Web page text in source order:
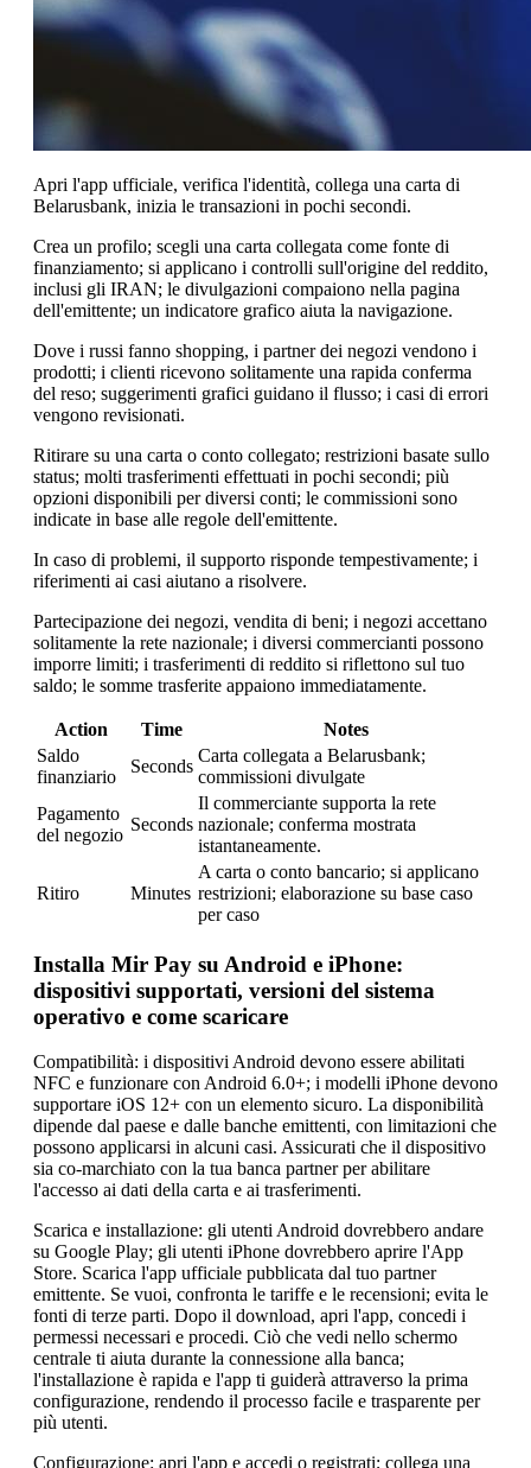
Apri l'app ufficiale, verifica l'identità, collega una carta di
Belarusbank, inizia le transazioni in pochi secondi.
Crea un profilo; scegli una carta collegata come fonte di
finanziamento; si applicano i controlli sull'origine del reddito,
inclusi gli IRAN; le divulgazioni compaiono nella pagina
dell'emittente; un indicatore grafico aiuta la navigazione.
Dove i russi fanno shopping, i partner dei negozi vendono i
prodotti; i clienti ricevono solitamente una rapida conferma
del reso; suggerimenti grafici guidano il flusso; i casi di errori
vengono revisionati.
Ritirare su una carta o conto collegato; restrizioni basate sullo
status; molti trasferimenti effettuati in pochi secondi; più
opzioni disponibili per diversi conti; le commissioni sono
indicate in base alle regole dell'emittente.
In caso di problemi, il supporto risponde tempestivamente; i
riferimenti ai casi aiutano a risolvere.
Partecipazione dei negozi, vendita di beni; i negozi accettano
solitamente la rete nazionale; i diversi commercianti possono
imporre limiti; i trasferimenti di reddito si riflettono sul tuo
saldo; le somme trasferite appaiono immediatamente.
Action Time
Notes
Saldo
finanziario
Seconds
Carta collegata a Belarusbank;
commissioni divulgate
Pagamento
del negozio
Seconds
Il commerciante supporta la rete
nazionale; conferma mostrata
istantaneamente.
Ritiro Minutes
A carta o conto bancario; si applicano
restrizioni; elaborazione su base caso
per caso
Installa Mir Pay su Android e iPhone:
dispositivi supportati, versioni del sistema
operativo e come scaricare
Compatibilità: i dispositivi Android devono essere abilitati
NFC e funzionare con Android 6.0+; i modelli iPhone devono
supportare iOS 12+ con un elemento sicuro. La disponibilità
dipende dal paese e dalle banche emittenti, con limitazioni che
possono applicarsi in alcuni casi. Assicurati che il dispositivo
sia co-marchiato con la tua banca partner per abilitare
l'accesso ai dati della carta e ai trasferimenti.
Scarica e installazione: gli utenti Android dovrebbero andare
su Google Play; gli utenti iPhone dovrebbero aprire l'App
Store. Scarica l'app ufficiale pubblicata dal tuo partner
emittente. Se vuoi, confronta le tariffe e le recensioni; evita le
fonti di terze parti. Dopo il download, apri l'app, concedi i
permessi necessari e procedi. Ciò che vedi nello schermo
centrale ti aiuta durante la connessione alla banca;
l'installazione è rapida e l'app ti guiderà attraverso la prima
configurazione, rendendo il processo facile e trasparente per
più utenti.
Configurazione: apri l'app e accedi o registrati; collega una